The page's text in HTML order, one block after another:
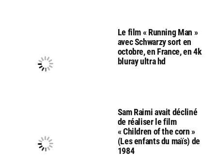
Le film « Running Man »
avec Schwarzy sort en
octobre, en France, en 4k
bluray ultra hd
Sam Raimi avait décliné
de réaliser le film
« Children of the corn »
(Les enfants du maïs) de
1984